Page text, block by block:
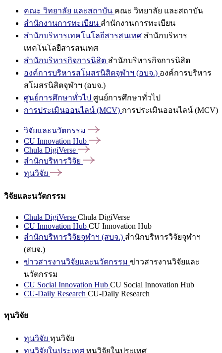
คณะ วิทยาลัย และสถาบัน คณะ วิทยาลัย และสถาบัน
สำนักงานการทะเบียน สำนักงานการทะเบียน
สำนักบริหารเทคโนโลยีสารสนเทศ สำนักบริหาร
เทคโนโลยีสารสนเทศ
สำนักบริหารกิจการนิสิต สำนักบริหารกิจการนิสิต
องค์การบริหารสโมสรนิสิตจุฬาฯ (อบจ.) องค์การบริหาร
สโมสรนิสิตจุฬาฯ (อบจ.)
ศูนย์การศึกษาทั่วไป ศูนย์การศึกษาทั่วไป
การประเมินออนไลน์ (MCV) การประเมินออนไลน์ (MCV)
วิจัยและนวัตกรรม
CU Innovation Hub
Chula DigiVerse
สำนักบริหารวิจัย
ทุนวิจัย
วิจัยและนวัตกรรม
Chula DigiVerse Chula DigiVerse
CU Innovation Hub CU Innovation Hub
สำนักบริหารวิจัยจุฬาฯ (สบจ.) สำนักบริหารวิจัยจุฬาฯ
(สบจ.)
ข่าวสารงานวิจัยและนวัตกรรม ข่าวสารงานวิจัยและ
นวัตกรรม
CU Social Innovation Hub CU Social Innovation Hub
CU-Daily Research CU-Daily Research
ทุนวิจัย
ทุนวิจัย ทุนวิจัย
ทุนวิจัยในประเทศ ทุนวิจัยในประเทศ